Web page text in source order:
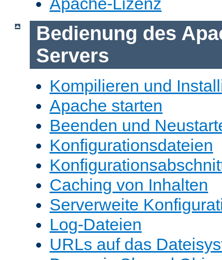
Bedienung des
Servers
Kompilieren und
Apache starten
Beenden und
Konfigurationsdateien
Caching von Inhalten
Serverweite
Log-Dateien
URLs auf das